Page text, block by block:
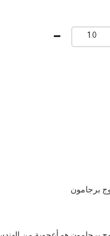
برجامون